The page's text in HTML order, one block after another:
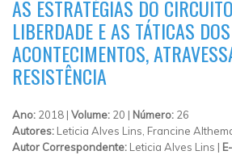
AS ESTRATÉGIAS DO
LIBERDADE E AS TÁTICAS
ACONTECIMENTOS,
RESISTÊNCIA
Ano: 2018 | Volume: 20 | Número: 26
Autores: Leticia Alves Lins, Francine
Autor Correspondente: Leticia Alves Lins |